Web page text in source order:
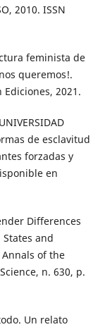
2010. ISSN
feminista de
queremos!.
2021.
de esclavitud
forzadas y
en
Differences
and
of the
n. 630, p.
Un relato